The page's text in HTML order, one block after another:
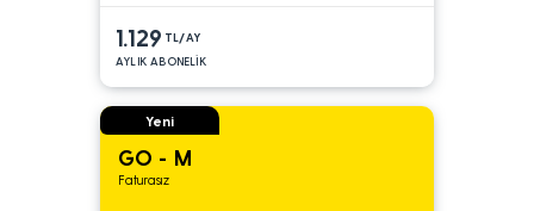
1.129 TL/AY
AYLIK ABONELİK
Yeni
GO - M
Faturasız